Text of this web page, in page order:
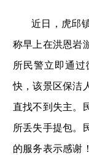
近日，虎邱
称早上在洪恩岩
所民警立即通
快，该景区保洁
直找不到失主。
所丢失手提包。
的服务表示感谢